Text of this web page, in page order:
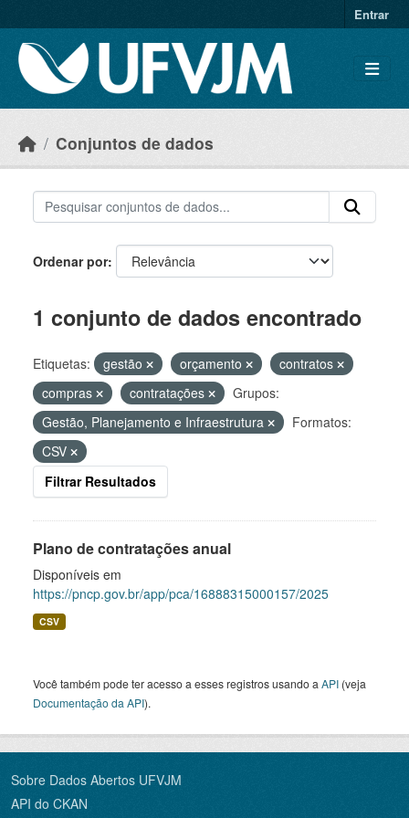
Entrar
Conjuntos de dados
Ordenar por
1 conjunto de dados encontrado
Etiquetas: gestão orçamento
contratos
compras
contratações
Grupos:
Gestão, Planejamento e Infraestrutura
Formatos:
CSV
Filtrar Resultados
Plano de contratações anual
Disponíveis em
https://pncp.gov.br/app/pca/16888315000157/2025
CSV
Você também pode ter acesso a esses registros usando a API (veja
Documentação da API).
Sobre Dados Abertos UFVJM
API do CKAN